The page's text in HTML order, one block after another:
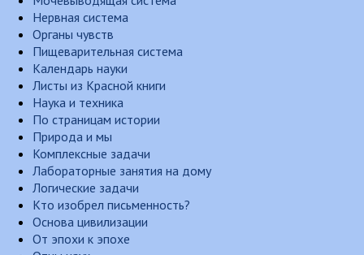
Нервная система
Органы чувств
Пищеварительная система
Календарь науки
Листы из Красной книги
Наука и техника
По страницам истории
Природа и мы
Комплексные задачи
Лабораторные занятия на дому
Логические задачи
Кто изобрел письменность?
Основа цивилизации
От эпохи к эпохе